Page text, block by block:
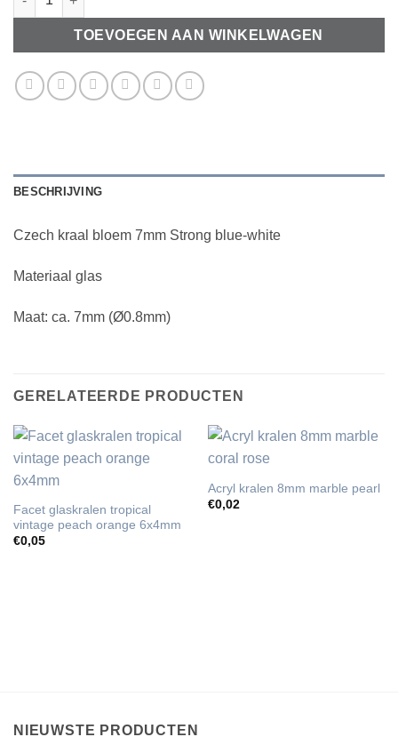
TOEVOEGEN AAN WINKELWAGEN
BESCHRIJVING
Czech kraal bloem 7mm Strong blue-white
Materiaal glas
Maat: ca. 7mm (Ø0.8mm)
GERELATEERDE PRODUCTEN
Facet glaskralen tropical
vintage peach orange 6x4mm
€0,05
Acryl kralen 8mm marble pearl
€0,02
NIEUWSTE PRODUCTEN